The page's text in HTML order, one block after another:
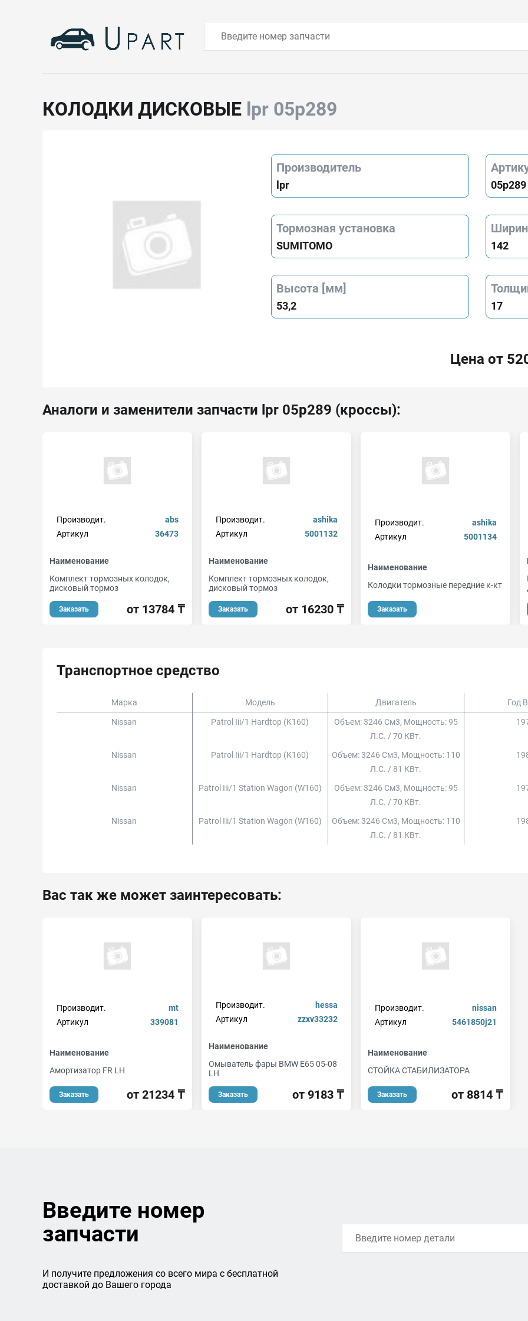
КОЛОДКИ ДИСКОВЫЕ lpr 05p289
Производитель
lpr 05p289
Тормозная установка
SUMITOMO 142
Высота [мм]
53,2 17
Цена от
Аналоги и заменители запчасти lpr 05p289 (кроссы):
Производит.
abs
Артикул
36473
Наименование
Комплект тормозных колодок,
дисковый тормоз
Заказать от 13784 ₸
Производит.
ashika
Артикул
5001132
Наименование
Комплект тормозных колодок,
дисковый тормоз
Заказать от 16230 ₸
Производит.
ashika
Артикул
5001134
Наименование
Колодки тормозные передние к-кт
Заказать
Транспортное средство
Марка Модель Двигатель Год
Nissan Patrol Iii/1 Hardtop (k160)
Объем: 3246 См3, Мощность: 95
Л.с. / 70 КВт.
Nissan Patrol Iii/1 Hardtop (k160)
Объем: 3246 См3, Мощность: 110
Л.с. / 81 КВт.
Nissan Patrol Iii/1 Station Wagon (w160)
Объем: 3246 См3, Мощность: 95
Л.с. / 70 КВт.
Nissan Patrol Iii/1 Station Wagon (w160)
Объем: 3246 См3, Мощность: 110
Л.с. / 81 КВт.
Вас так же может заинтересовать:
Производит.
mt
Артикул
339081
Наименование
Амортизатор FR LH
Заказать от 21234 ₸
Производит.
hessa
Артикул
zzxv33232
Наименование
Омыватель фары BMW E65 05-08
LH
Заказать от 9183 ₸
Производит.
nissan
Артикул
5461850j21
Наименование
СТОЙКА СТАБИЛИЗАТОРА
Заказать от 8814 ₸
Введите номер
запчасти
И получите предложения со всего мира с бесплатной
доставкой до Вашего города